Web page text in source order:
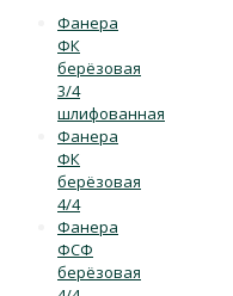
Фанера
ФК
берёзовая
3/4
шлифованная
Фанера
ФК
берёзовая
4/4
Фанера
ФСФ
берёзовая